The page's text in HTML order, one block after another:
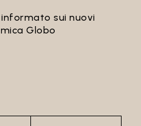
sui nuovi
Globo